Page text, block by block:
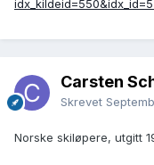
Carsten
Skrevet
Norske skiløpere, utgitt